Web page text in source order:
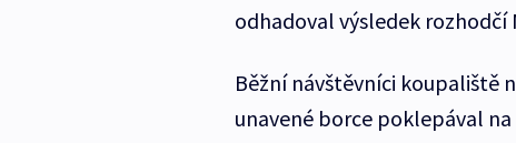
odhadoval výsledek rozhodčí
Běžní návštěvníci koupaliště
unavené borce poklepával